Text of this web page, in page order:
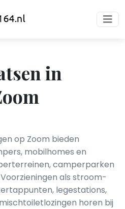
in
op Zoom bieden
mobilhomes en
camperparken
als stroom­
lege­stations,
horen bij